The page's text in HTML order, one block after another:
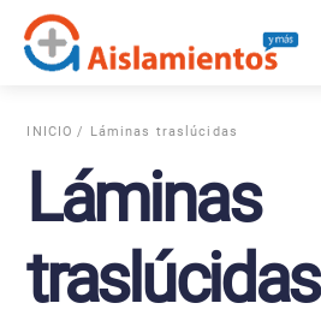
content
INICIO / Láminas traslúcidas
Láminas
traslúcidas